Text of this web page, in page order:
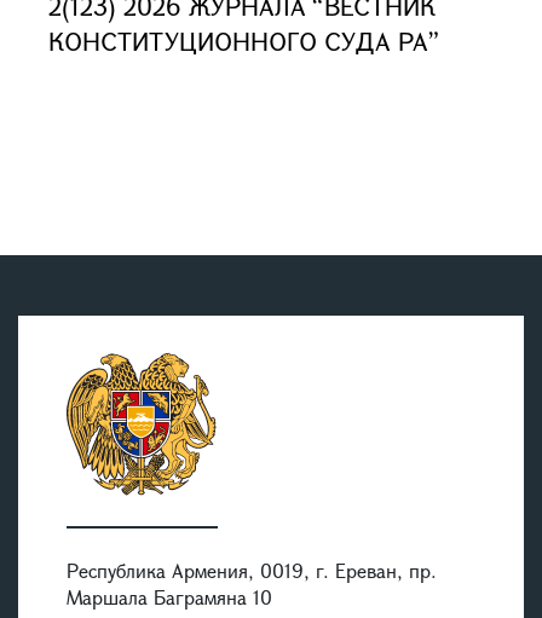
КОНСТИТУЦИОННОГО СУДА РА”
Республика Армения, 0019, г. Ереван, пр.
Маршала Баграмяна 10